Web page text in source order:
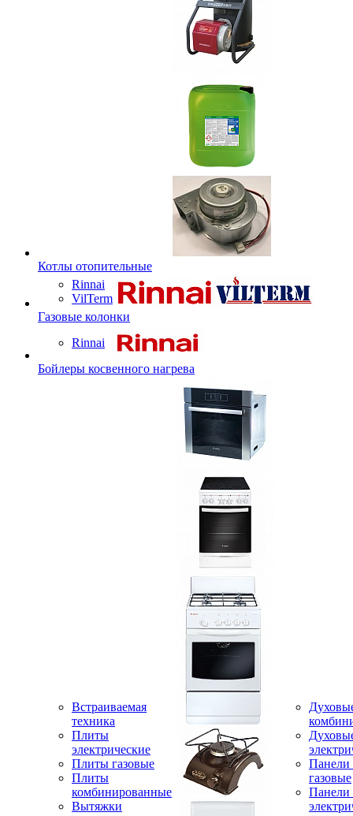
Котлы отопительные
Rinnai
VilTerm
Газовые колонки
Rinnai
Бойлеры косвенного нагрева
Встраиваемая
техника
Плиты
электрические
Плиты газовые
Плиты
комбинированные
Вытяжки
Панели
газовые
Панели